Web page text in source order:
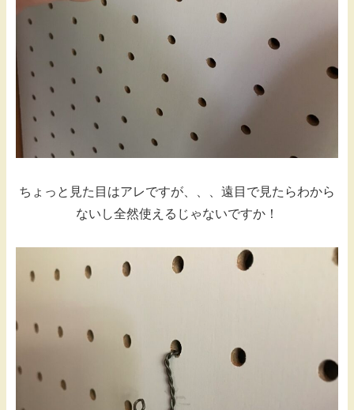
ちょっと見た目はアレですが、、、遠目で見たらわから
ないし全然使えるじゃないですか！